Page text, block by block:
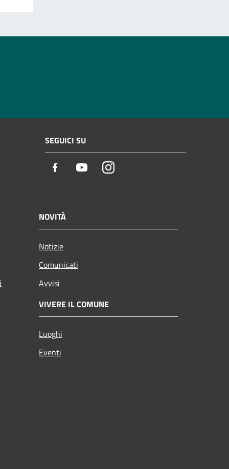
SEGUICI SU
Facebook YoutubeInstagram
NOVITÀ
Notizie
Comunicati
Avvisi
VIVERE IL COMUNE
Luoghi
Eventi